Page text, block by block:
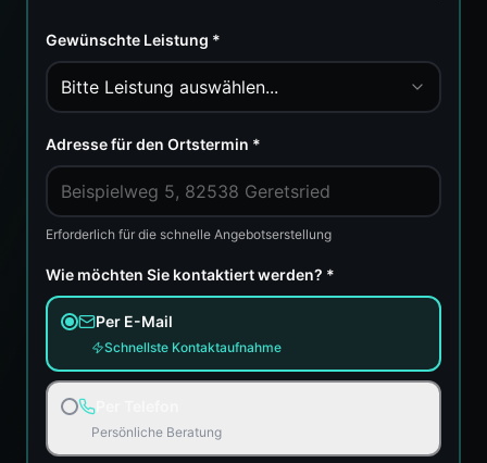
Gewünschte Leistung *
Bitte Leistung auswählen...
Adresse für den Ortstermin *
Erforderlich für die schnelle Angebotserstellung
Wie möchten Sie kontaktiert werden? *
Per E-Mail
Schnellste Kontaktaufnahme
Persönliche Beratung